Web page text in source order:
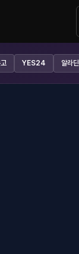
YES24 알라딘